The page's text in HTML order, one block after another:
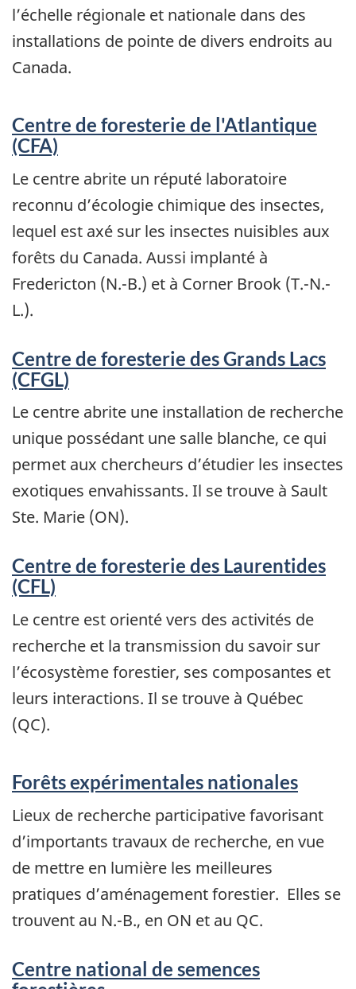
l’échelle régionale et nationale dans des
installations de pointe de divers endroits au
Canada.
Centre de foresterie de l'Atlantique
(CFA)
Le centre abrite un réputé laboratoire
reconnu d’écologie chimique des insectes,
lequel est axé sur les insectes nuisibles aux
forêts du Canada. Aussi implanté à
Fredericton (N.-B.) et à Corner Brook (T.-N.-
L.).
Centre de foresterie des Grands Lacs
(CFGL)
Le centre abrite une installation de recherche
unique possédant une salle blanche, ce qui
permet aux chercheurs d’étudier les insectes
exotiques envahissants. Il se trouve à Sault
Ste. Marie (ON).
Centre de foresterie des Laurentides
(CFL)
Le centre est orienté vers des activités de
recherche et la transmission du savoir sur
l’écosystème forestier, ses composantes et
leurs interactions. Il se trouve à Québec
(QC).
Forêts expérimentales nationales
Lieux de recherche participative favorisant
d’importants travaux de recherche, en vue
de mettre en lumière les meilleures
pratiques d’aménagement forestier. Elles se
trouvent au N.-B., en ON et au QC.
Centre national de semences